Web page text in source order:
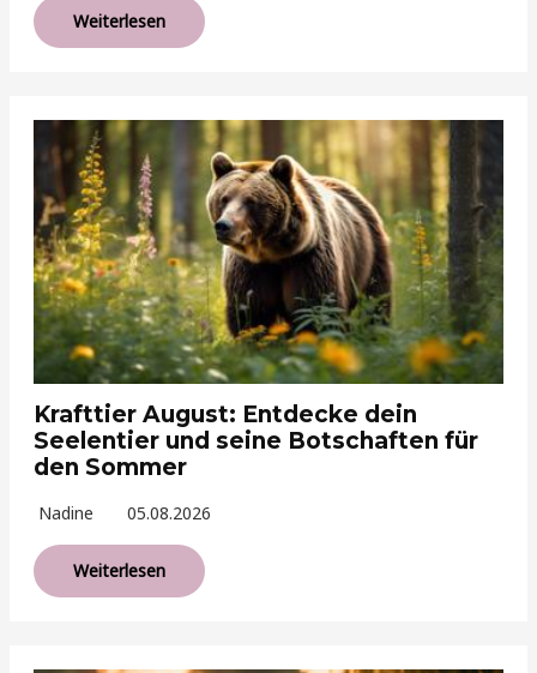
Weiterlesen
Krafttier August: Entdecke dein
Seelentier und seine Botschaften für
den Sommer
Nadine 05.08.2026
Weiterlesen